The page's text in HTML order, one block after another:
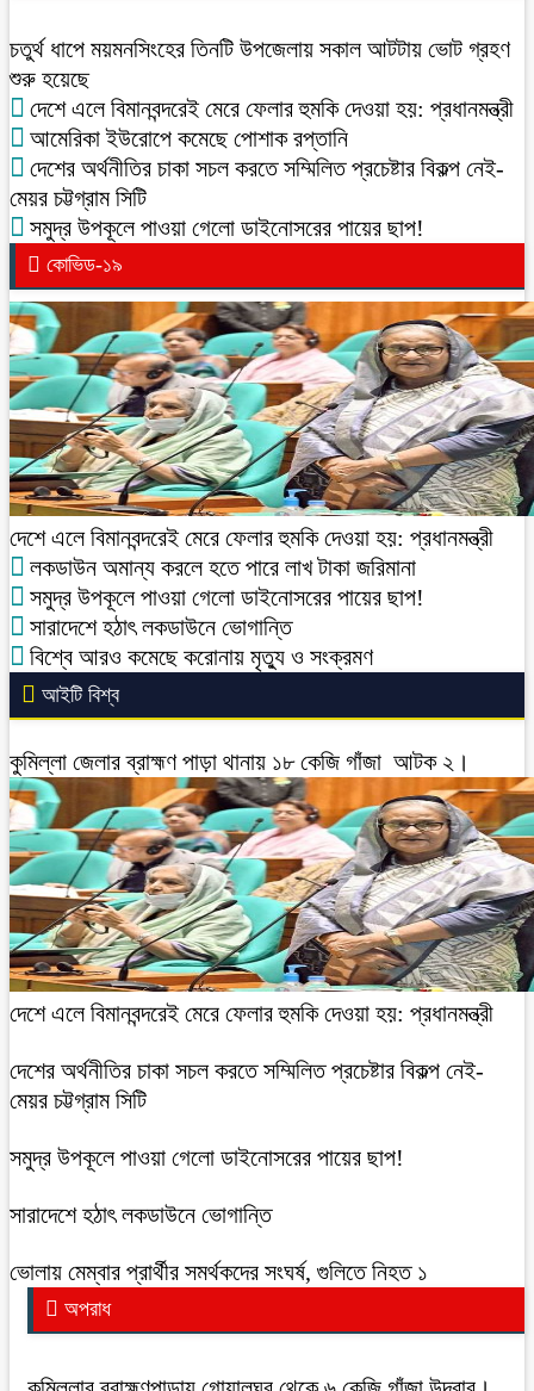
চতুর্থ ধাপে ময়মনসিংহের তিনটি উপজেলায় সকাল আটটায় ভোট গ্রহণ
শুরু হয়েছে
দেশে এলে বিমানবন্দরেই মেরে ফেলার হুমকি দেওয়া হয়: প্রধানমন্ত্রী
আমেরিকা ইউরোপে কমেছে পোশাক রপ্তানি
দেশের অর্থনীতির চাকা সচল করতে সম্মিলিত প্রচেষ্টার বিকল্প নেই-
মেয়র চট্টগ্রাম সিটি
সমুদ্র উপকূলে পাওয়া গেলো ডাইনোসরের পায়ের ছাপ!
কোভিড-১৯
দেশে এলে বিমানবন্দরেই মেরে ফেলার হুমকি দেওয়া হয়: প্রধানমন্ত্রী
লকডাউন অমান্য করলে হতে পারে লাখ টাকা জরিমানা
সমুদ্র উপকূলে পাওয়া গেলো ডাইনোসরের পায়ের ছাপ!
সারাদেশে হঠাৎ লকডাউনে ভোগান্তি
বিশ্বে আরও কমেছে করোনায় মৃত্যু ও সংক্রমণ
আইটি বিশ্ব
কুমিল্লা জেলার ব্রাহ্মণ পাড়া থানায় ১৮ কেজি গাঁজা আটক ২।
দেশে এলে বিমানবন্দরেই মেরে ফেলার হুমকি দেওয়া হয়: প্রধানমন্ত্রী
দেশের অর্থনীতির চাকা সচল করতে সম্মিলিত প্রচেষ্টার বিকল্প নেই-
মেয়র চট্টগ্রাম সিটি
সমুদ্র উপকূলে পাওয়া গেলো ডাইনোসরের পায়ের ছাপ!
সারাদেশে হঠাৎ লকডাউনে ভোগান্তি
ভোলায় মেম্বার প্রার্থীর সমর্থকদের সংঘর্ষ, গুলিতে নিহত ১
অপরাধ